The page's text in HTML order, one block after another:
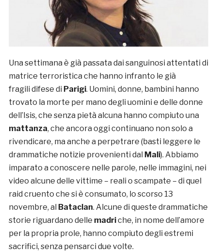
Una settimana è già passata dai sanguinosi attentati di
matrice terroristica che hanno infranto le già
fragili difese di Parigi. Uomini, donne, bambini hanno
trovato la morte per mano degli uomini e delle donne
dell’Isis, che senza pietà alcuna hanno compiuto una
mattanza, che ancora oggi continuano non solo a
rivendicare, ma anche a perpetrare (basti leggere le
drammatiche notizie provenienti dal Mali). Abbiamo
imparato a conoscere nelle parole, nelle immagini, nei
video alcune delle vittime – reali o scampate – di quel
raid cruento che si è consumato, lo scorso 13
novembre, al Bataclan. Alcune di queste drammatiche
storie riguardano delle madriche, in nome dell’amore
per la propria prole, hanno compiuto degli estremi
sacrifici, senza pensarci due volte.